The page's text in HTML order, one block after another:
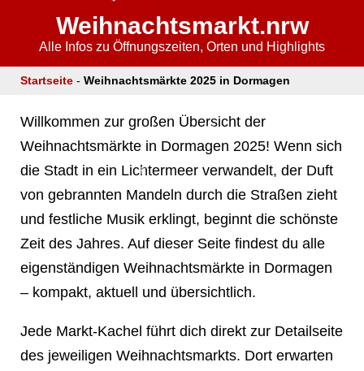
Weihnachtsmarkt.nrw
Alle Infos zu Öffnungszeiten, Orten und Highlights
Startseite - Weihnachtsmärkte 2025 in Dormagen
Willkommen zur großen Übersicht der
Weihnachtsmärkte in Dormagen 2025! Wenn sich
die Stadt in ein Lichtermeer verwandelt, der Duft
von gebrannten Mandeln durch die Straßen zieht
und festliche Musik erklingt, beginnt die schönste
Zeit des Jahres. Auf dieser Seite findest du alle
eigenständigen Weihnachtsmärkte in Dormagen
– kompakt, aktuell und übersichtlich.
Jede Markt-Kachel führt dich direkt zur Detailseite
des jeweiligen Weihnachtsmarkts. Dort erwarten
❄